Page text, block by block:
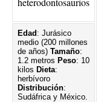
Edad : Jurásico
medio (200 millones
de años) Tamaño:
1.2 metros Peso: 10
kilos Dieta:
herbívoro
Distribución:
Sudáfrica y México.